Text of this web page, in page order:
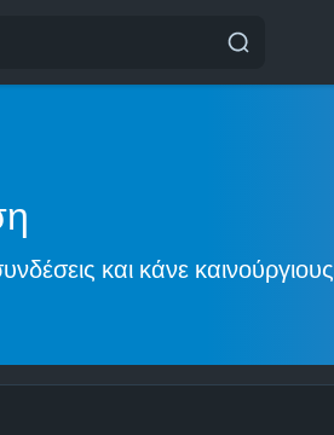
και κάνε